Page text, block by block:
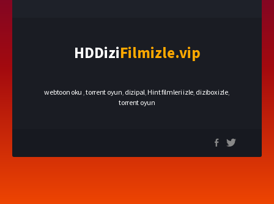
HDDiziFilmizle.vip
webtoon oku ,torrent oyun dizipal Hint filmleri izle dizibox izle,
torrent oyun